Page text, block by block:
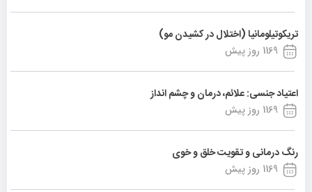
تریکوتیلومانیا (اختلال در کشیدن مو)
1169 روز پیش
اعتیاد جنسی: علائم، درمان و چشم انداز
1169 روز پیش
رنگ درمانی و تقویت خلق و خوی
1169 روز پیش